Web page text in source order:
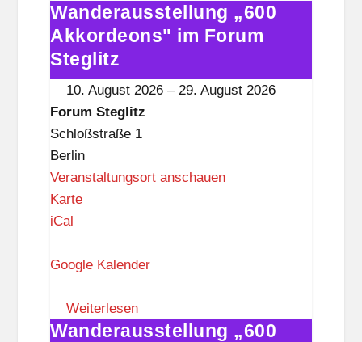
t
e
g
l
i
t
z
Wanderausstellung
„600
Akkordeons"
im
Forum
Steglitz
Wanderausstellung „600
Akkordeons" im Forum
Steglitz
10. August 2026 – 29. August 2026
Forum Steglitz
Schloßstraße 1
Berlin
Veranstaltungsort anschauen
KarteF
u
S
t
iCal
Google Kalender
Weiterlesen
Wanderausstellung
Wanderausstellung „600